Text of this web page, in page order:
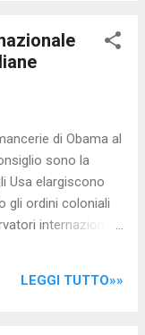
il video (
STAMPA
neri tatuati uno su
a partire dai
cercare di fermare
silenzio o la
di prostituirsi,
di Obama al
sono la
Usa elargiscono
gli ordini coloniali
internazionali
tirato al cane
LEGGI TUTTO»»